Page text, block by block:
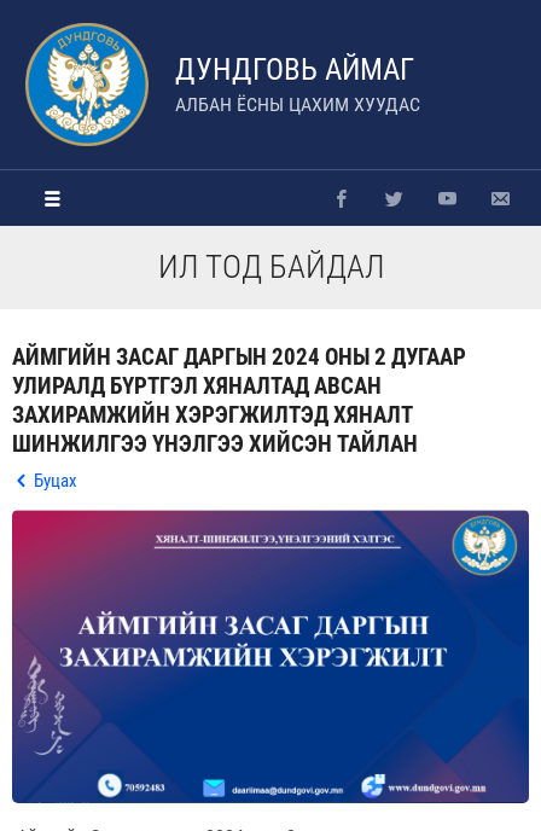
ДУНДГОВЬ АЙМАГ
АЛБАН ЁСНЫ ЦАХИМ ХУУДАС
ИЛ ТОД БАЙДАЛ
АЙМГИЙН ЗАСАГ ДАРГЫН 2024 ОНЫ 2 ДУГААР
УЛИРАЛД БҮРТГЭЛ ХЯНАЛТАД АВСАН
ЗАХИРАМЖИЙН ХЭРЭГЖИЛТЭД ХЯНАЛТ
ШИНЖИЛГЭЭ ҮНЭЛГЭЭ ХИЙСЭН ТАЙЛАН
Буцах